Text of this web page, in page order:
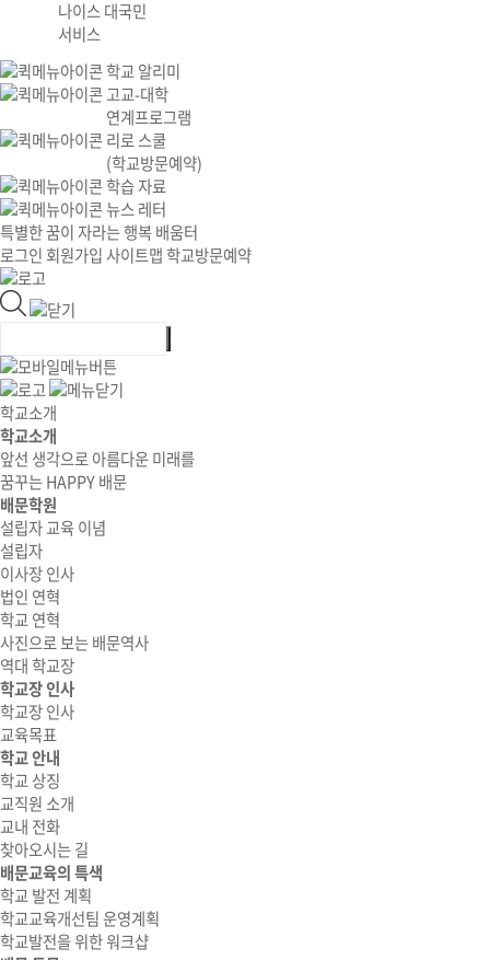
나이스 대국민
서비스
학교 알리미
고교-대학
연계프로그램
리로 스쿨
(학교방문예약)
학습 자료
뉴스 레터
특별한 꿈이 자라는 행복 배움터
로그인 회원가입사이트맵학교방문예약
학교소개
학교소개
앞선 생각으로 아름다운 미래를
꿈꾸는 HAPPY 배문
배문학원
설립자 교육 이념
설립자
이사장 인사
법인 연혁
학교 연혁
사진으로 보는 배문역사
역대 학교장
학교장 인사
학교장 인사
교육목표
학교 안내
학교 상징
교직원 소개
교내 전화
찾아오시는 길
배문교육의 특색
학교 발전 계획
학교교육개선팀 운영계획
학교발전을 위한 워크샵